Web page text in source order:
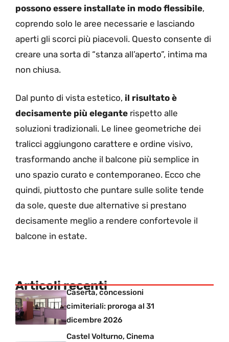
possono essere installate in modo flessibile,
coprendo solo le aree necessarie e lasciando
aperti gli scorci più piacevoli. Questo consente di
creare una sorta di “stanza all’aperto”, intima ma
non chiusa.
Dal punto di vista estetico, il risultato è
decisamente più elegante rispetto alle
soluzioni tradizionali. Le linee geometriche dei
tralicci aggiungono carattere e ordine visivo,
trasformando anche il balcone più semplice in
uno spazio curato e contemporaneo. Ecco che
quindi, piuttosto che puntare sulle solite tende
da sole, queste due alternative si prestano
decisamente meglio a rendere confortevole il
balcone in estate.
Articoli recenti
Caserta, concessioni
cimiteriali: proroga al 31
dicembre 2026
Castel Volturno, Cinema